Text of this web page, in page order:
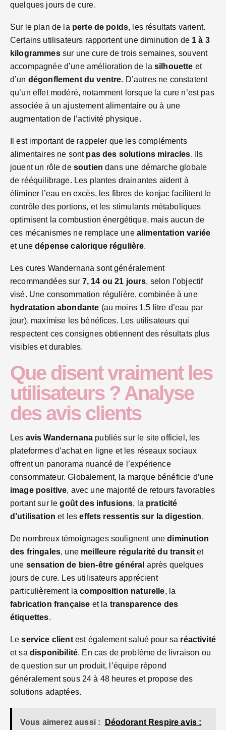
quelques jours de cure.
Sur le plan de la perte de poids, les résultats varient.
Certains utilisateurs rapportent une diminution de 1 à 3
kilogrammessur une cure de trois semaines, souvent
accompagnée d’une amélioration de la silhouette et
d’un dégonflement du ventre. D’autres ne constatent
qu’un effet modéré, notamment lorsque la cure n’est pas
associée à un ajustement alimentaire ou à une
augmentation de l’activité physique.
Il est important de rappeler que les compléments
alimentaires ne sont pas des solutions miracles. Ils
jouent un rôle de soutien dans une démarche globale
de rééquilibrage. Les plantes drainantes aident à
éliminer l’eau en excès, les fibres de konjac facilitent le
contrôle des portions, et les stimulants métaboliques
optimisent la combustion énergétique, mais aucun de
ces mécanismes ne remplace une alimentation variée
et unedépense calorique régulière.
Les cures Wandernana sont généralement
recommandées sur 7, 14 ou 21 jours, selon l’objectif
visé. Une consommation régulière, combinée à une
hydratation abondante (au moins 1,5 litre d’eau par
jour), maximise les bénéfices. Les utilisateurs qui
respectent ces consignes obtiennent des résultats plus
visibles et durables.
Que disent vraiment les
utilisateurs ? Analyse
des avis clients
Les avis Wandernana publiés sur le site officiel, les
plateformes d’achat en ligne et les réseaux sociaux
offrent un panorama nuancé de l’expérience
consommateur. Globalement, la marque bénéficie d’une
image positive, avec une majorité de retours favorables
portant sur legoût des infusions, la praticité
d’utilisation et leseffets ressentis sur la digestion.
De nombreux témoignages soulignent unediminution
des fringales, une meilleure régularité du transit et
une sensation de bien-être général après quelques
jours de cure. Les utilisateurs apprécient
particulièrement lacomposition naturelle, la
fabrication française et la transparence des
étiquettes.
Leservice clientest également salué pour sa réactivité
et sa disponibilité. En cas de problème de livraison ou
de question sur un produit, l’équipe répond
généralement sous 24 à 48 heures et propose des
solutions adaptées.
Vous aimerez aussi : Déodorant Respire avis :